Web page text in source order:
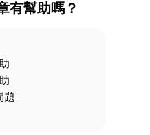
有幫助嗎？
題